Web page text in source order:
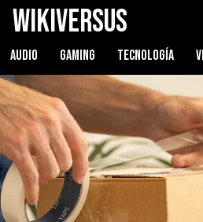
WikiVersus
AUDIO GAMING TECNOLOGÍA